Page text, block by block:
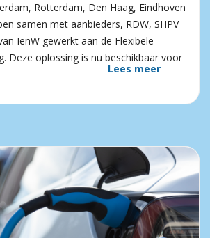
Rotterdam, Den Haag, Eindhoven
samen met aanbieders, RDW, SHPV
IenW gewerkt aan de Flexibele
Deze oplossing is nu beschikbaar voor
Lees meer